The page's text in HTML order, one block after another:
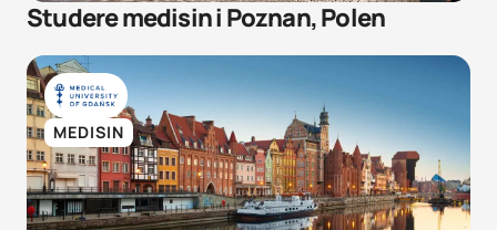
Studere medisin i Poznan, Polen
MEDISIN